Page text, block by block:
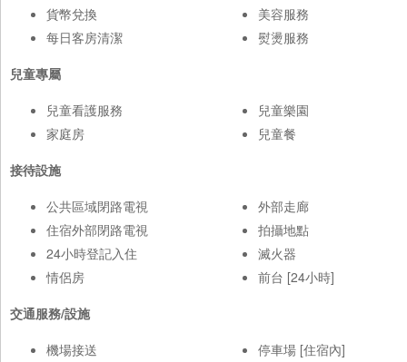
貨幣兌換
每日客房清潔
美容服務
熨燙服務
兒童專屬
兒童看護服務
家庭房
兒童樂園
兒童餐
接待設施
公共區域閉路電視
住宿外部閉路電視
24小時登記入住
情侶房
外部走廊
拍攝地點
滅火器
前台 [24小時]
交通服務/設施
機場接送
停車場 [住宿內]